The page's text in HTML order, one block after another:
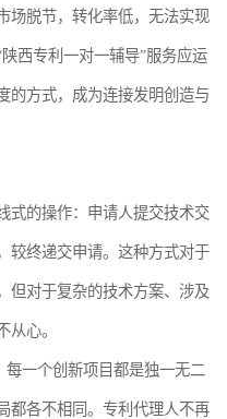
场脱节，转化率低，无法实现
西专利一对一辅导”服务应运
的方式，成为连接发明创造与
式的操作：申请人提交技术交
较终递交申请。这种方式对于
但对于复杂的技术方案、涉及
从心。
每一个创新项目都是独一无二
都各不相同。专利代理人不再